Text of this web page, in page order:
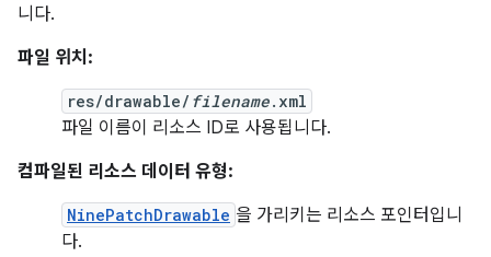
니다.
파일 위치:
res/drawable/ filename.xml
파일 이름이 리소스 ID로 사용됩니다.
컴파일된 리소스 데이터 유형:
NinePatchDrawable 을 가리키는 리소스 포인터입니
다.